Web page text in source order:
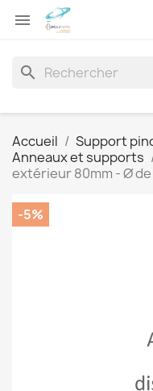

search
Accueil Support
Anneaux et supports
extérieur 80mm - Ø de
-5%